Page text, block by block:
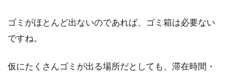
ゴミがほとんど出ないのであれば、ゴミ箱は必要ない
ですね。
仮にたくさんゴミが出る場所だとしても、滞在時間・